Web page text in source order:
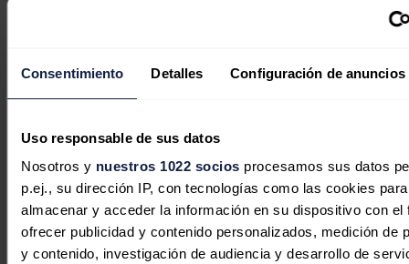
Consentimiento Detalles Configuración de anuncios
Uso responsable de sus datos
Nosotros y nuestros 1022 socios procesamos sus datos
p.ej., su dirección IP, con tecnologías como las cookies para
almacenar y acceder la información en su dispositivo con el
ofrecer publicidad y contenido personalizados, medición de
y contenido, investigación de audiencia y desarrollo de
La CNMC fija en 38,7 millones costes
repartirá en la factura durante un
año